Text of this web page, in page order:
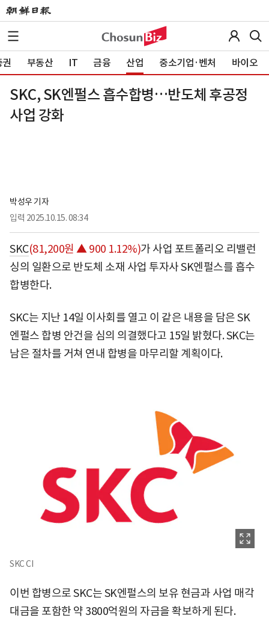
부동산 IT 금융 산업 중소기업·벤처 바이오
SKC, SK엔펄스 흡수합병…반도체 후공정
사업 강화
박성우 기자
입력 2025.10.15. 08:34
SKC(81,200원 ▲ 900 1.12%)가 사업 포트폴리오 리밸런
싱의 일환으로 반도체 소재 사업 투자사 SK엔펄스를 흡수
합병한다.
SKC는 지난 14일 이사회를 열고 이 같은 내용을 담은 SK
엔펄스 합병 안건을 심의 의결했다고 15일 밝혔다. SKC는
남은 절차를 거쳐 연내 합병을 마무리할 계획이다.
SKC CI
이번 합병으로 SKC는 SK엔펄스의 보유 현금과 사업 매각
대금을 포함한 약 3800억원의 자금을 확보하게 된다.